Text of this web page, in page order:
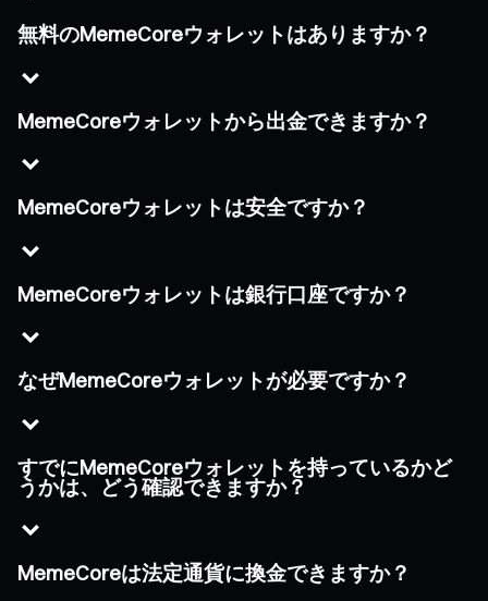
無料のMemeCoreウォレットはありますか？
MemeCoreウォレットから出金できますか？
MemeCoreウォレットは安全ですか？
MemeCoreウォレットは銀行口座ですか？
なぜMemeCoreウォレットが必要ですか？
すでにMemeCoreウォレットを持っているかど
うかは、どう確認できますか？
MemeCoreは法定通貨に換金できますか？